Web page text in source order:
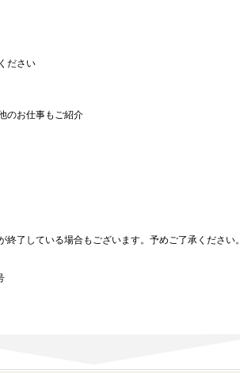
ださい
のお仕事もご紹介
了している場合もございます。予めご了承ください。